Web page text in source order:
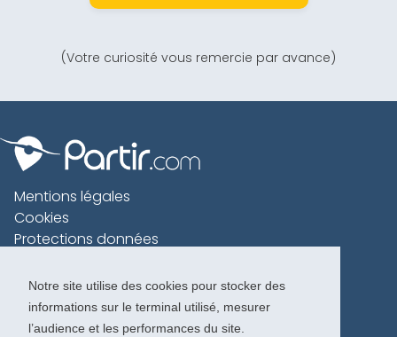
Notre site utilise des cookies pour stocker des
informations sur le terminal utilisé, mesurer
l’audience et les performances du site.
(Votre curiosité vous remercie par avance)
Mentions légales
Cookies
Protections données
Charte voyageur
Copyright 1996-2026